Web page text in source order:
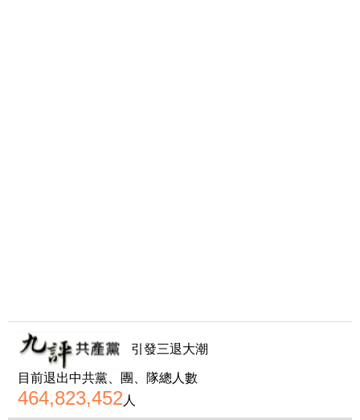
引發三退大潮
目前退出中共黨、團、隊總人數
464,823,452 人